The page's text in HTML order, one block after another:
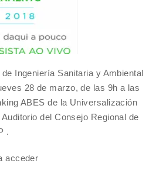
Ingeniería Sanitaria y Ambiental
28 de marzo, de las 9h a las
ABES de la Universalización
del Consejo Regional de
.
acceder